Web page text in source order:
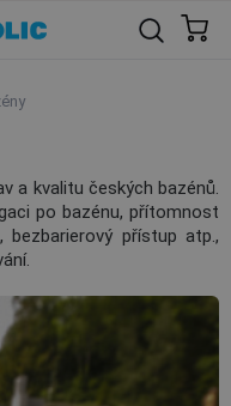
a kvalitu českých bazénů.
po bazénu, přítomnost
přístup atp.,